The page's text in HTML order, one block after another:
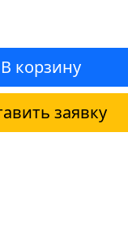
В корзину
заявку